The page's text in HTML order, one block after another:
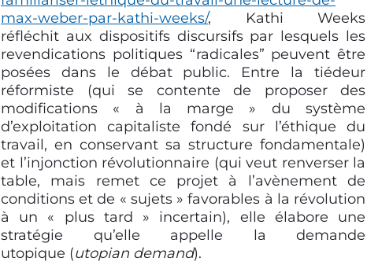
max-weber-par-kathi-weeks/, Kathi Weeks
réfléchit aux dispositifs discursifs par lesquels les
revendications politiques “radicales” peuvent être
posées dans le débat public. Entre la tiédeur
réformiste (qui se contente de proposer des
modifications « à la marge » du système
d’exploitation capitaliste fondé sur l’éthique du
travail, en conservant sa structure fondamentale)
et l’injonction révolutionnaire (qui veut renverser la
table, mais remet ce projet à l’avènement de
conditions et de « sujets » favorables à la révolution
à un « plus tard » incertain), elle élabore une
stratégie qu’elle appelle la demande
utopique (utopian demand).